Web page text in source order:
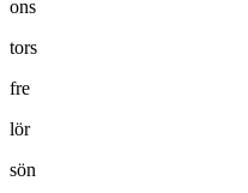
ons
tors
fre
lör
sön